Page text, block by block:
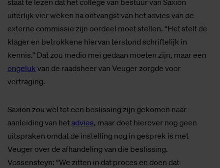
staat te lezen dat het college van bestuur van Saxion
uiterlijk vier weken na ontvangst van het advies van de
externe commissie zijn oordeel moet stellen. “Het stelt de
klager en betrokkene hiervan terstond schriftelijk in
kennis.” Dat zou medio mei gedaan moeten zijn, maar een
ongeluk van de raadsheer van Veuger zorgde voor
vertraging.
Saxion zou wel tot een beslissing zijn gekomen naar
aanleiding van hetadvies, maar doet hierover nog geen
uitspraken omdat de instelling nog in gesprek is met
Veuger over de afhandeling van die beslissing.
Vossensteyn: “We zitten in dat proces en doen dat